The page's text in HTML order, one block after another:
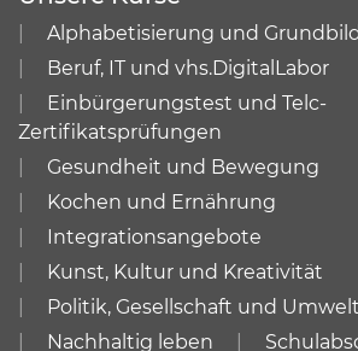
Alphabetisierung und
Beruf, IT und vhs.DigitalLabor
Einbürgerungstest und Telc-
Zertifikatsprüfungen
Gesundheit und Bewegung
Kochen und Ernährung
Integrationsangebote
Kunst, Kultur und Kreativität
Politik, Gesellschaft und Umwelt
Nachhaltig leben